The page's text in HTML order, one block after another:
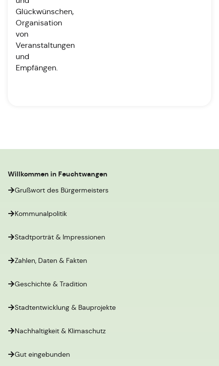
Glückwünschen,
Organisation
von
Veranstaltungen
und
Empfängen.
Willkommen in Feuchtwangen
Grußwort des Bürgermeisters
Kommunalpolitik
Stadtporträt & Impressionen
Zahlen, Daten & Fakten
Geschichte & Tradition
Stadtentwicklung & Bauprojekte
Nachhaltigkeit & Klimaschutz
Gut eingebunden